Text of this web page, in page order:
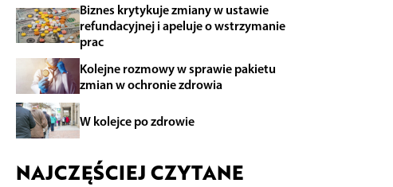
Biznes krytykuje zmiany w ustawie
refundacyjnej i apeluje o wstrzymanie
prac
Kolejne rozmowy w sprawie pakietu
zmian w ochronie zdrowia
W kolejce po zdrowie
NAJCZĘŚCIEJ CZYTANE